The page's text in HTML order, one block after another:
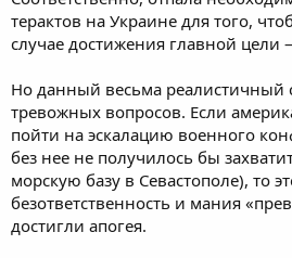
терактов на Украине для того,
случае достижения главной цели
Но данный весьма реалистичный
тревожных вопросов. Если
пойти на эскалацию военного
без нее не получилось бы
морскую базу в Севастополе), то
безответственность и мания
достигли апогея.